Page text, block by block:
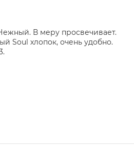
В меру просвечивает.
Soul хлопок, очень удобно.